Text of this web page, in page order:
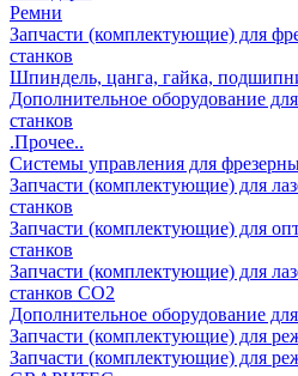
Ремни
Запчасти (комплектующие) для
станков
Шпиндель, цанга, гайка,
Дополнительное оборудование
станков
.Прочее..
Системы управления для
Запчасти (комплектующие) для
станков
Запчасти (комплектующие) для
станков
Запчасти (комплектующие) для
станков CO2
Дополнительное оборудование
Запчасти (комплектующие) для
Запчасти (комплектующие) для